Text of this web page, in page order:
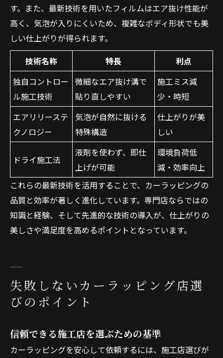
す。また、最新技術を用いたフィルムはエア抜け性能が
高く、気泡が入りにくいため、複雑なボディ形状でも美
しい仕上がりが得られます。
技術名称
特長
利点
独自コントロー
ル施工技術
微細なエア抜け溝で
貼り直しやすい
施工ミス減
少・時短
エアリリーステ
クノロジー
気泡が自然に抜ける
特殊構造
仕上がりが美
しい
ドライ施工法
液剤を使わず、即仕
上げが可能
環境負荷低
減・効率向上
これらの最新技術を活用することで、カーラッピングの
品質と効率が著しく進化しています。専門店ならではの
知識と経験、そして先進的な技術の導入が、仕上がりの
美しさや満足度を高めるポイントとなっています。
失敗しないカーラッピング店選
びのポイント
信頼できる施工店を選ぶための基準
カーラッピングを安心して依頼するには、施工店選びが